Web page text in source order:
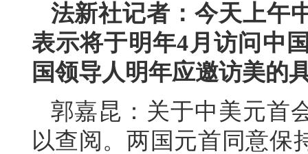
法新社记者：今天上午
表示将于明年4月访问中
国领导人明年应邀访美的
郭嘉昆：关于中美元首
以查阅。两国元首同意保